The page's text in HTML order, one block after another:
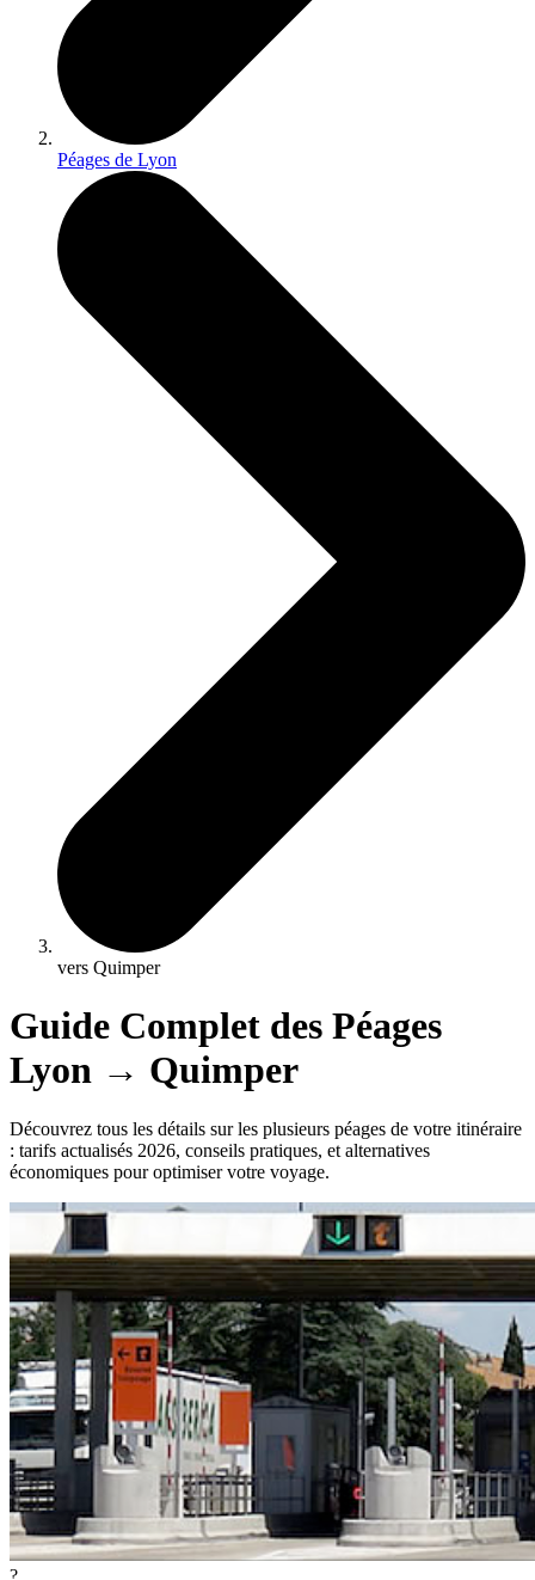
Péages de Lyon
vers Quimper
Guide Complet des Péages
Lyon → Quimper
Découvrez tous les détails sur les plusieurs péages de votre itinéraire
: tarifs actualisés 2026, conseils pratiques, et alternatives
économiques pour optimiser votre voyage.
?